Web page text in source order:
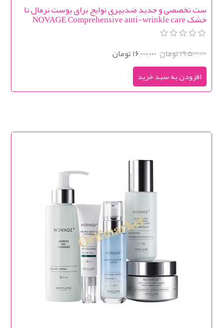
ست تخصصی و جدید ضدپیری نوایج برای پوست نرمال تا
خشک NOVAGE Comprehensive anti-wrinkle care
Wrinkle Smooth (rich texture)
19,500,000 تومان 16,000,000 تومان